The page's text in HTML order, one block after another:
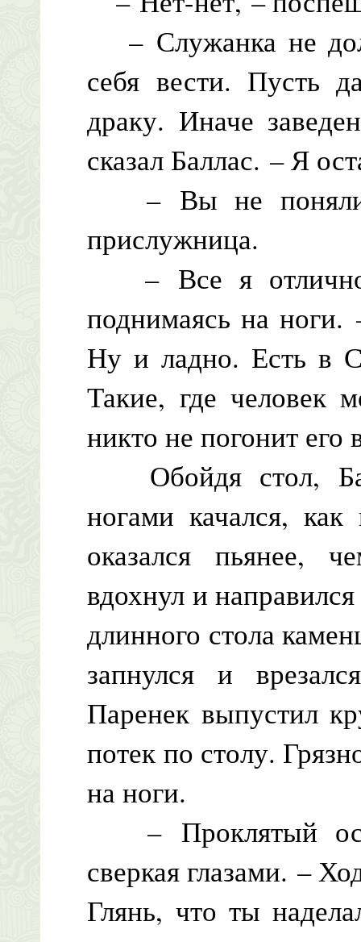
– Служанка не
себя вести. Пусть
драку. Иначе
сказал Баллас. – Я
– Вы не поняли
прислужница.
– Все я отлично
поднимаясь на
Ну и ладно. Есть в
Такие, где человек
никто не погонит
Обойдя стол,
ногами качался,
оказался пьянее,
вдохнул и
длинного стола
запнулся и
Паренек выпустил
потек по столу.
на ноги.
– Проклятый
сверкая глазами. –
Глянь, что ты